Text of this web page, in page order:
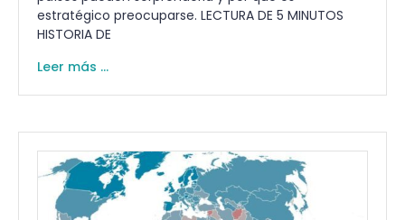
estratégico preocuparse. LECTURA DE 5 MINUTOS
HISTORIA DE
Leer más ...